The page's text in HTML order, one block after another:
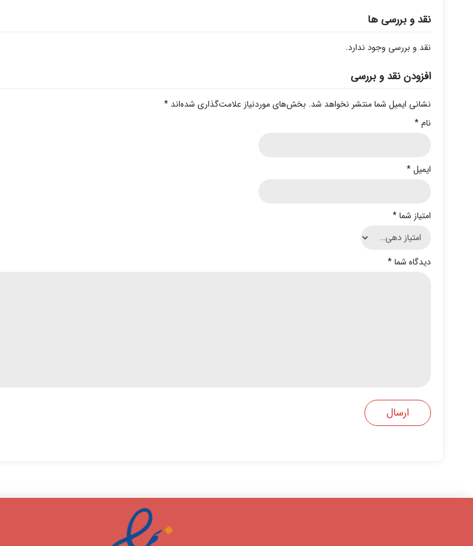
نقد و بررسی ها
نقد و بررسی وجود ندارد.
افزودن نقد و بررسی
نشانی ایمیل شما منتشر نخواهد شد. بخش‌های موردنیاز علامت‌گذاری شده‌اند *
نام*
ایمیل*
امتیاز شما*
دیدگاه شما*